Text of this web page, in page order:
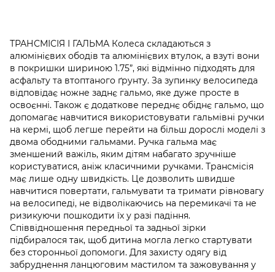
ТРАНСМІСІЯ І ГАЛЬМА Колеса складаються з
алюмінієвих ободів та алюмінієвих втулок, а взуті вони
в покришки шириною 1.75”, які відмінно підходять для
асфальту та втоптаного ґрунту. За зупинку велосипеда
відповідає ножне заднє гальмо, яке дуже просте в
освоєнні. Також є додаткове переднє обіднє гальмо, що
допомагає навчитися використовувати гальмівні ручки
на кермі, щоб легше перейти на більш дорослі моделі з
двома ободними гальмами. Ручка гальма має
зменшений важіль, яким дітям набагато зручніше
користуватися, аніж класичними ручками. Трансмісія
має лише одну швидкість. Це дозволить швидше
навчитися повертати, гальмувати та тримати рівновагу
на велосипеді, не відволікаючись на перемикачі та не
ризикуючи пошкодити їх у разі падіння.
Співвідношення передньої та задньої зірки
підбиралося так, щоб дитина могла легко стартувати
без сторонньої допомоги. Для захисту одягу від
забруднення ланцюговим мастилом та зажовування у